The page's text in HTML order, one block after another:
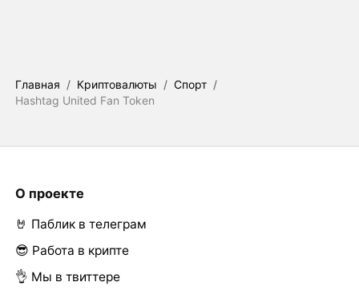
Главная / Криптовалюты / Спорт /
Hashtag United Fan Token
О проекте
🤘 Паблик в телеграм
😎 Работа в крипте
👌 Мы в твиттере